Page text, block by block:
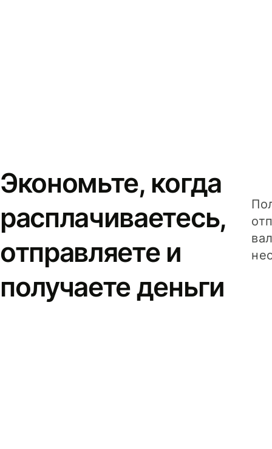
Экономьте, когда
расплачиваетесь,
отправляете и
получаете деньги